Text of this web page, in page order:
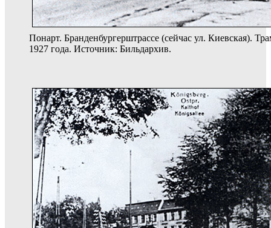
Понарт. Бранденбургерштрассе (сейчас ул. Киевская).
1927 года. Источник: Бильдархив.